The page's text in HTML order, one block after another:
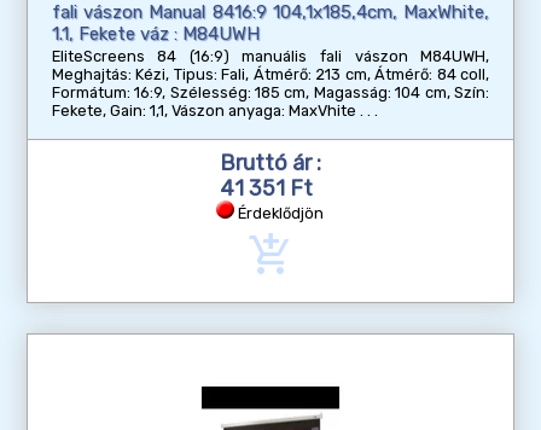
fali vászon Manual 8416:9 104,1x185,4cm, MaxWhite,
1.1, Fekete váz : M84UWH
EliteScreens 84 (16:9) manuális fali vászon M84UWH,
Meghajtás: Kézi, Tipus: Fali, Átmérő: 213 cm, Átmérő: 84 coll,
Formátum: 16:9, Szélesség: 185 cm, Magasság: 104 cm, Szín:
Fekete, Gain: 1,1, Vászon anyaga: MaxVhite
Bruttó ár :
41 351 Ft
Érdeklődjön
add_shopping_cart